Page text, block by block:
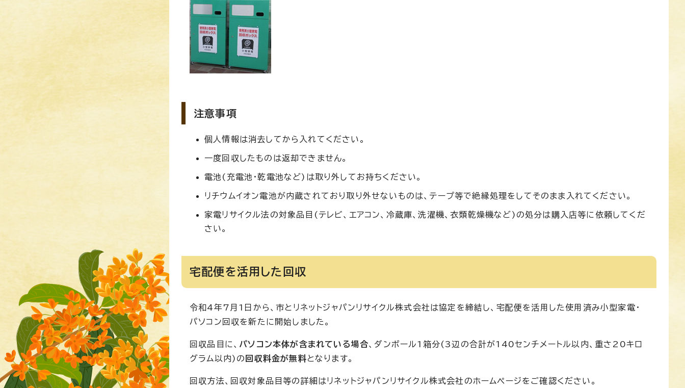
注意事項
個人情報は消去してから入れてください。
一度回収したものは返却できません。
電池(充電池・乾電池など)は取り外してお持ちください。
リチウムイオン電池が内蔵されており取り外せないものは、テープ等で絶縁処理をしてそのまま入れてください。
家電リサイクル法の対象品目(テレビ、エアコン、冷蔵庫、洗濯機、衣類乾燥機など)の処分は購入店等に依頼してくだ
さい。
宅配便を活用した回収
令和4年7月1日から、市とリネットジャパンリサイクル株式会社は協定を締結し、宅配便を活用した使用済み小型家電・
パソコン回収を新たに開始しました。
回収品目に、 パソコン本体が含まれている場合、ダンボール1箱分(3辺の合計が140センチメートル以内、重さ20キロ
グラム以内)の 回収料金が無料となります。
回収方法、回収対象品目等の詳細はリネットジャパンリサイクル株式会社のホームページをご確認ください。